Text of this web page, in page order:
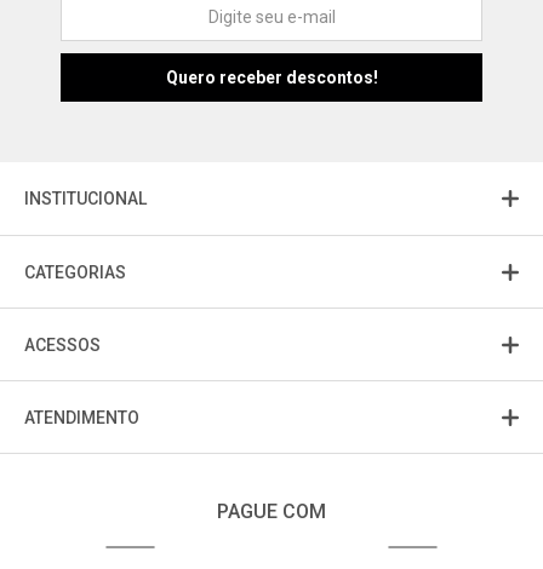
INSTITUCIONAL
CATEGORIAS
ACESSOS
ATENDIMENTO
PAGUE COM
Fu Fujisom